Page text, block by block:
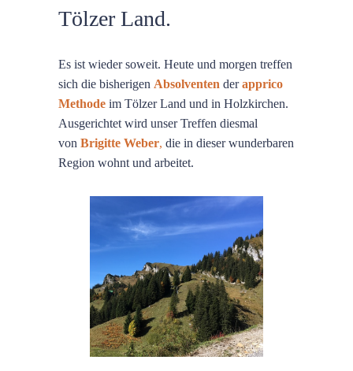
Tölzer Land.
Es ist wieder soweit. Heute und morgen treffen
sich die bisherigen Absolventen derapprico
Methode im Tölzer Land und in Holzkirchen.
Ausgerichtet wird unser Treffen diesmal
von Brigitte Weber, die in dieser wunderbaren
Region wohnt und arbeitet.